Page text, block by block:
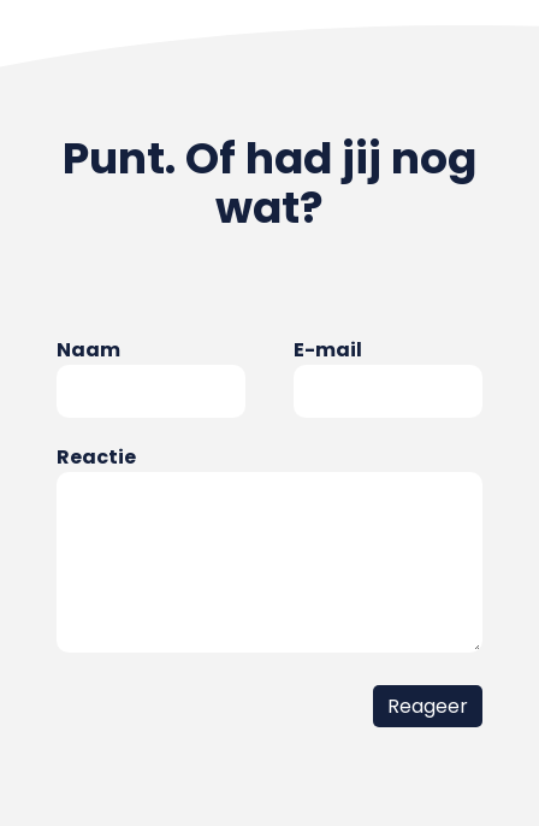
Punt. Of had jij nog
wat?
Naam E-mail
Reactie